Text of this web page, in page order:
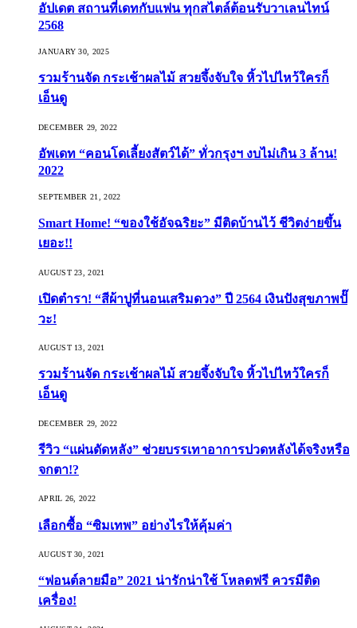
อัปเดต สถานที่เดทกับแฟน ทุกสไตล์ต้อนรับวาเลนไทน์
2568
JANUARY 30, 2025
รวมร้านจัด กระเช้าผลไม้ สวยจึ้งจับใจ หิ้วไปไหว้ใครก็
เอ็นดู
DECEMBER 29, 2022
อัพเดท “คอนโดเลี้ยงสัตว์ได้” ทั่วกรุงฯ งบไม่เกิน 3 ล้าน!
2022
SEPTEMBER 21, 2022
Smart Home! “ของใช้อัจฉริยะ” มีติดบ้านไว้ ชีวิตง่ายขึ้น
เยอะ!!
AUGUST 23, 2021
เปิดตำรา! “สีผ้าปูที่นอนเสริมดวง” ปี 2564 เงินปังสุขภาพปั๊
วะ!
AUGUST 13, 2021
รวมร้านจัด กระเช้าผลไม้ สวยจึ้งจับใจ หิ้วไปไหว้ใครก็
เอ็นดู
DECEMBER 29, 2022
รีวิว “แผ่นดัดหลัง” ช่วยบรรเทาอาการปวดหลังได้จริงหรือ
จกตา!?
APRIL 26, 2022
เลือกซื้อ “ซิมเทพ” อย่างไรให้คุ้มค่า
AUGUST 30, 2021
“ฟอนต์ลายมือ” 2021 น่ารักน่าใช้ โหลดฟรี ควรมีติด
เครื่อง!